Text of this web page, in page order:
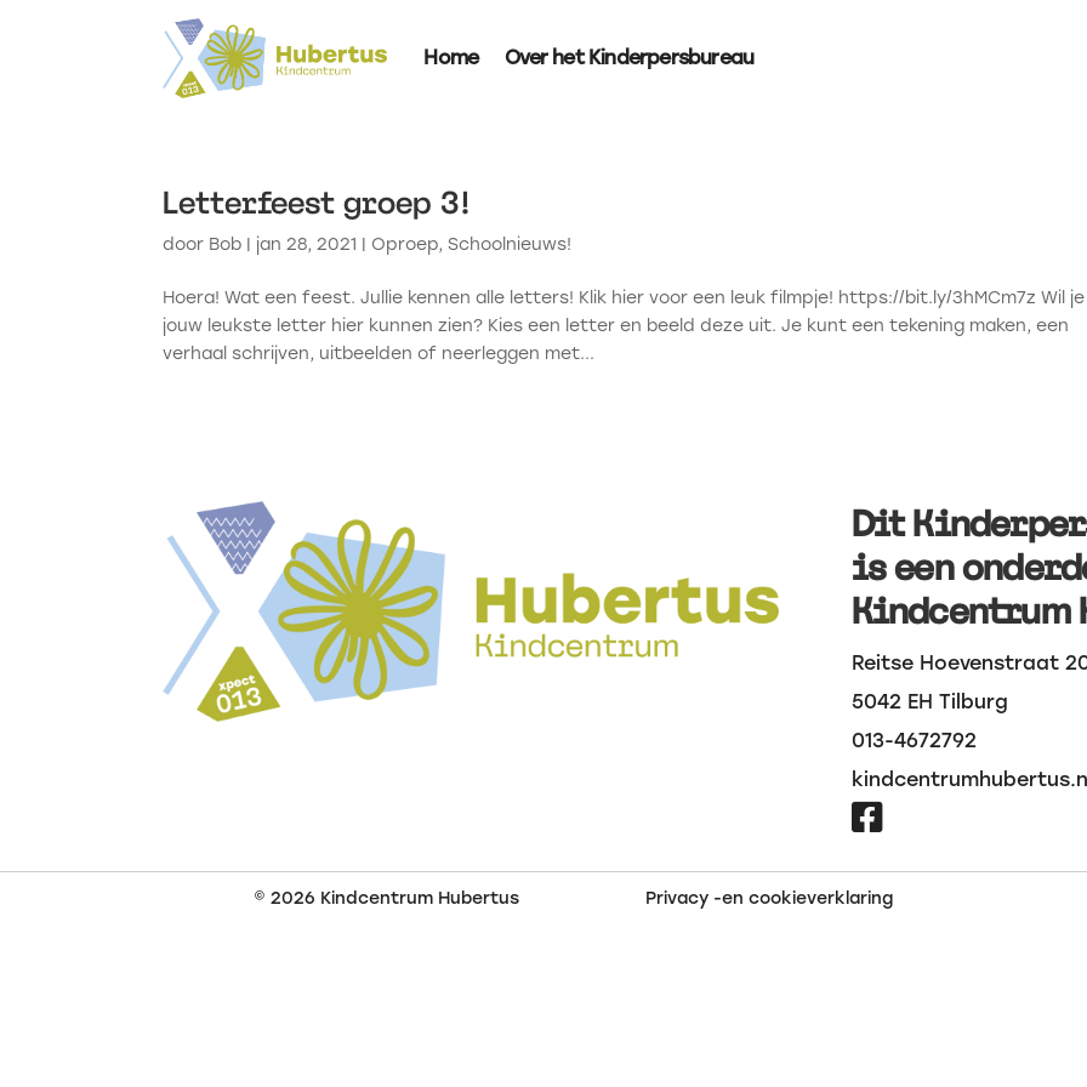
Home Over het Kinderpersbureau
Letterfeest groep 3!
door Bob | jan 28, 2021 | Oproep,Schoolnieuws!
Hoera! Wat een feest. Jullie kennen alle letters! Klik hier voor een leuk filmpje! https://bit.ly/3hMCm7z Wil je
jouw leukste letter hier kunnen zien? Kies een letter en beeld deze uit. Je kunt een tekening maken, een
verhaal schrijven, uitbeelden of neerleggen met...
Dit
is een
Kindcentrum
Reitse Hoevenstraat
5042 EH Tilburg
013-4672792
kindcentrumhubertus.nl

© 2026 Kindcentrum Hubertus Privacy -en cookieverklaring